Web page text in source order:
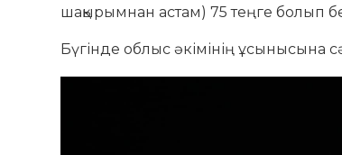
шақырымнан астам) 75 теңге болып
Бүгінде облыс әкімінің ұсынысына